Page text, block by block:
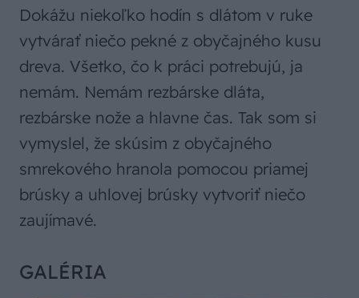
Dokážu niekoľko hodín s dlátom v ruke
vytvárať niečo pekné z obyčajného kusu
dreva. Všetko, čo k práci potrebujú, ja
nemám. Nemám rezbárske dláta,
rezbárske nože a hlavne čas. Tak som si
vymyslel, že skúsim z obyčajného
smrekového hranola pomocou priamej
brúsky a uhlovej brúsky vytvoriť niečo
zaujímavé.
GALÉRIA